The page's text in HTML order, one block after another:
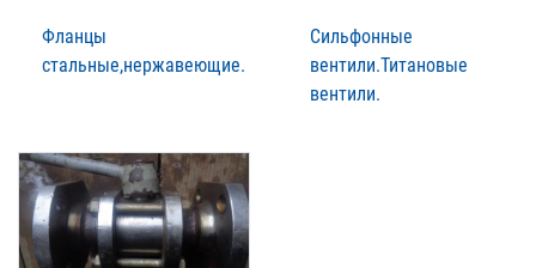
Фланцы
стальные,нержавеющие.
Сильфонные
вентили.Титановые
вентили.